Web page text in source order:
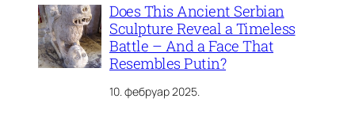
Does This Ancient Serbian
Sculpture Reveal a Timeless
Battle – And a Face That
Resembles Putin?
10. фебруар 2025.